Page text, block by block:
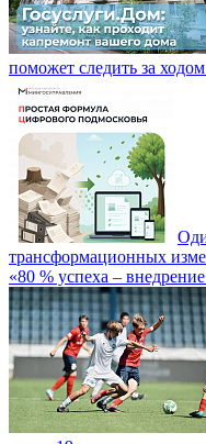
поможет следить за
трансформационных
«80 % успеха –